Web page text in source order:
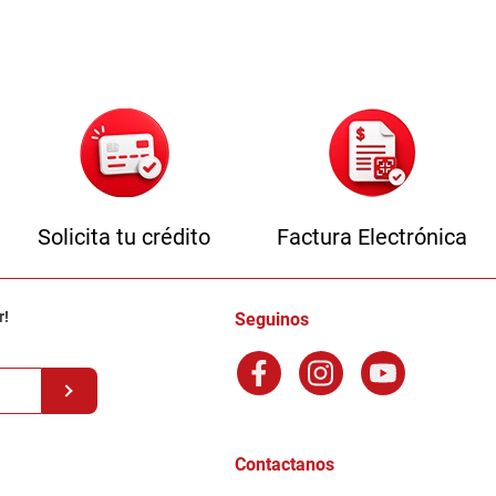
Solicita tu crédito Factura Electrónica
Seguinos
Contactanos